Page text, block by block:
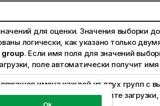
для оценки. Значения выборки
логически, как указано только
group. Если имя поля для значений
поле автоматически получит имя
имена каждой из двух групп с
группы не указано в скрипте